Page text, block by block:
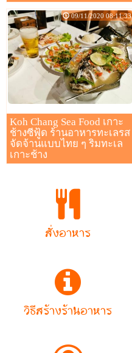
Koh Chang Sea Food เกาะ
ช้างซีฟู้ด ร้านอาหารทะเลรส
จัดจ้านแบบไทย ๆ ริมทะเล
เกาะช้าง
09/11/2020 08:11:33
สั่งอาหาร
วิธีสร้างร้านอาหาร